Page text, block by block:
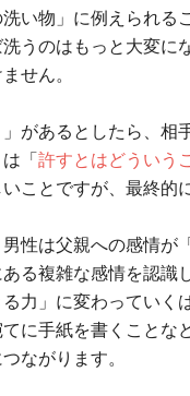
い物」に例えられる
うのはもっと大変
せん。
があるとしたら、相
「許すとはどういう
ことですが、最終的
性は父親への感情が
る複雑な感情を認識
力」に変わっていく
に手紙を書くことな
ながります。